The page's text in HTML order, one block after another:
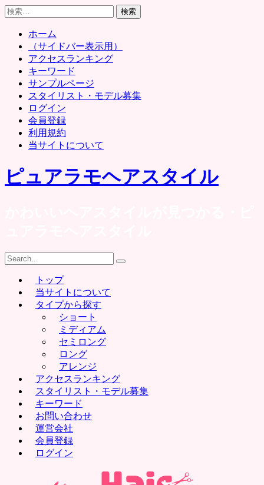
Skip
to
content
検
ホーム
（サイドバー表示用）
アクセスランキング
キーワード
サンプルページ
スタイリスト・モデル募集
ログイン
会員登録
利用規約
当サイトについて
ピュアラモヘアスタイル
Search
for:
トップ
当サイトについて
タイプから探す
ショート
ミディアム
セミロング
ロング
アレンジ
アクセスランキング
スタイリスト・モデル募集
キーワード
お問い合わせ
運営会社
会員登録
ログイン